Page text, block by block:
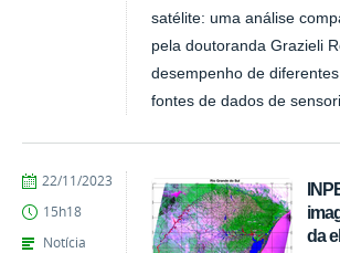
satélite: uma análise
pela doutoranda Grazieli
desempenho de
fontes de dados de
da
publicado
22/11/2023
15h18
Notícia